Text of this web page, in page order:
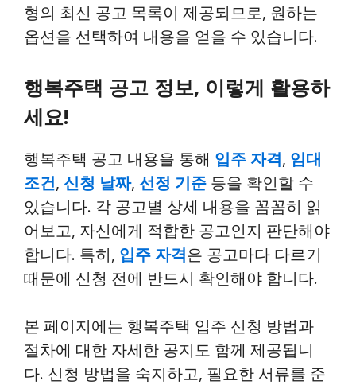
형의 최신 공고 목록이 제공되므로, 원하는
옵션을 선택하여 내용을 얻을 수 있습니다.
행복주택 공고 정보, 이렇게 활용하
세요!
행복주택 공고 내용을 통해 입주 자격, 임대
조건, 신청 날짜, 선정 기준 등을 확인할 수
있습니다. 각 공고별 상세 내용을 꼼꼼히 읽
어보고, 자신에게 적합한 공고인지 판단해야
합니다. 특히, 입주 자격은 공고마다 다르기
때문에 신청 전에 반드시 확인해야 합니다.
본 페이지에는 행복주택 입주 신청 방법과
절차에 대한 자세한 공지도 함께 제공됩니
다. 신청 방법을 숙지하고, 필요한 서류를 준